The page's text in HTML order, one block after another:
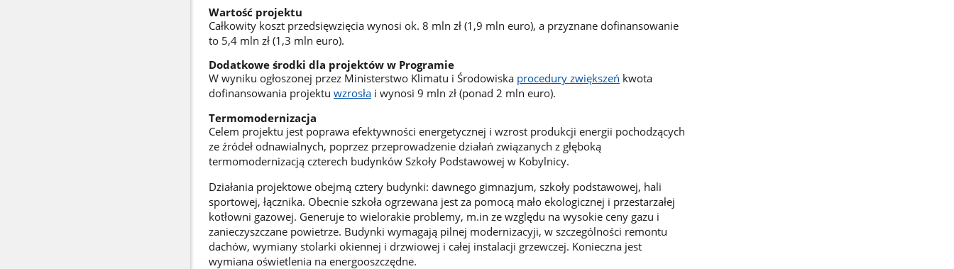
Wartość projektu
Całkowity koszt przedsięwzięcia wynosi ok. 8 mln zł (1,9 mln euro), a przyznane dofinansowanie
to 5,4 mln zł (1,3 mln euro).
Dodatkowe środki dla projektów w Programie
W wyniku ogłoszonej przez Ministerstwo Klimatu i Środowiska procedury zwiększeń kwota
dofinansowania projektu wzrosłai wynosi 9 mln zł (ponad 2 mln euro).
Termomodernizacja
Celem projektu jest poprawa efektywności energetycznej i wzrost produkcji energii pochodzących
ze źródeł odnawialnych, poprzez przeprowadzenie działań związanych z głęboką
termomodernizacją czterech budynków Szkoły Podstawowej w Kobylnicy.
Działania projektowe obejmą cztery budynki: dawnego gimnazjum, szkoły podstawowej, hali
sportowej, łącznika. Obecnie szkoła ogrzewana jest za pomocą mało ekologicznej i przestarzałej
kotłowni gazowej. Generuje to wielorakie problemy, m.in ze względu na wysokie ceny gazu i
zanieczyszczane powietrze. Budynki wymagają pilnej modernizacyji, w szczególności remontu
dachów, wymiany stolarki okiennej i drzwiowej i całej instalacji grzewczej. Konieczna jest
wymiana oświetlenia na energooszczędne.